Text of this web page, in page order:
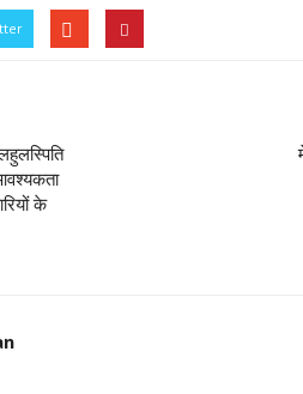
के